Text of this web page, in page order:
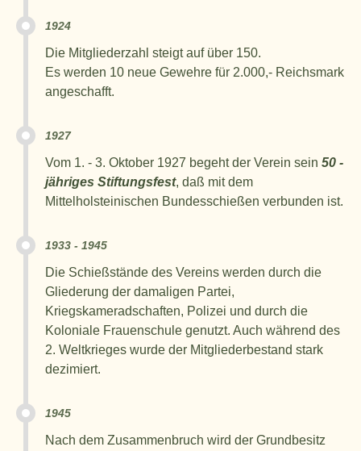
1924
Die Mitgliederzahl steigt auf über 150.
Es werden 10 neue Gewehre für 2.000,- Reichsmark
angeschafft.
1927
Vom 1. - 3. Oktober 1927 begeht der Verein sein 50 -
jähriges Stiftungsfest, daß mit dem
Mittelholsteinischen Bundesschießen verbunden ist.
1933 - 1945
Die Schießstände des Vereins werden durch die
Gliederung der damaligen Partei,
Kriegskameradschaften, Polizei und durch die
Koloniale Frauenschule genutzt. Auch während des
2. Weltkrieges wurde der Mitgliederbestand stark
dezimiert.
1945
Nach dem Zusammenbruch wird der Grundbesitz